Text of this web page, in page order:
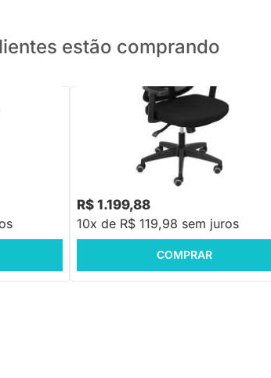
estão comprando
- Cinza
PRONTA ENTREGA
Cadeira de Escritório Lume Alta - Preto
R$ 1.199,88
10x de R$ 119,98 sem juros
COMPRAR